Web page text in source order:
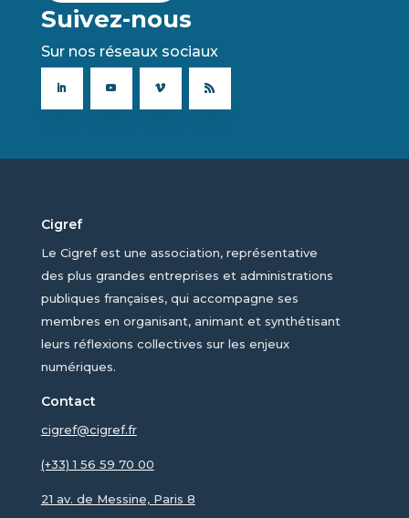
Suivez-nous
Sur nos réseaux sociaux
Cigref
Le Cigref est une association, représentative
des plus grandes entreprises et administrations
publiques françaises, qui accompagne ses
membres en organisant, animant et synthétisant
leurs réflexions collectives sur les enjeux
numériques.
Contact
cigref@cigref.fr
(+33) 1 56 59 70 00
21 av. de Messine, Paris 8